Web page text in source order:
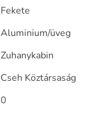
Fekete
Aluminium/üveg
Zuhanykabin
Cseh Köztársaság
0